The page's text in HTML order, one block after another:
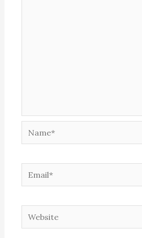
Name*
Email*
Website